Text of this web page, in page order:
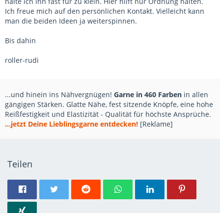
Ich freue mich auf den persönlichen Kontakt. Vielleicht kann
man die beiden Ideen ja weiterspinnen.
Bis dahin
roller-rudi
...und hinein ins Nähvergnügen! Garne in 460 Farben in allen
gängigen Stärken. Glatte Nähe, fest sitzende Knöpfe, eine hohe
Reißfestigkeit und Elastizität - Qualität für höchste Ansprüche.
...jetzt Deine Lieblingsgarne entdecken! [Reklame]
Teilen